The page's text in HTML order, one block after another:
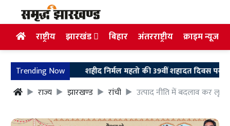
राष्ट्रीय झारखंड बिहार अंतरराष्ट्रीय क्राइम न्यूज
Trending Nowशहीद निर्मल महतो की 39वीं शहादत दिवस पर उलियान
राज्य
झारखण्ड रांची उत्पाद नीति में बदलाव कर लूट